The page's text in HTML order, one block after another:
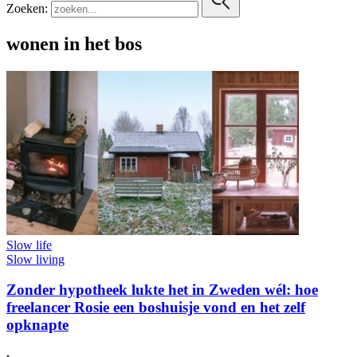
Zoeken:
wonen in het bos
Slow life
Slow living
Zonder hypotheek lukte het in Zweden wél: hoe
freelancer Rosie een boshuisje vond en het zelf
opknapte